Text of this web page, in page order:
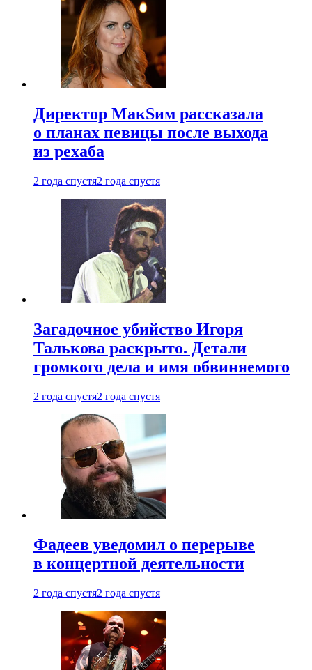
Директор МакSим рассказала
о планах певицы после выхода
из рехаба
2 года спустя2 года спустя
Загадочное убийство Игоря
Талькова раскрыто. Детали
громкого дела и имя обвиняемого
2 года спустя2 года спустя
Фадеев уведомил о перерыве
в концертной деятельности
2 года спустя2 года спустя